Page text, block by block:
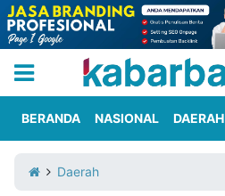
Iklan
Berita
Kami
BERANDA NASIONAL DAERAH
Daerah